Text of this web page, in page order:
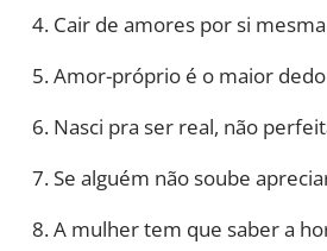
4. Cair de amores por si
5. Amor-próprio é o maior
6. Nasci pra ser real, não
7. Se alguém não soube
8. A mulher tem que saber a